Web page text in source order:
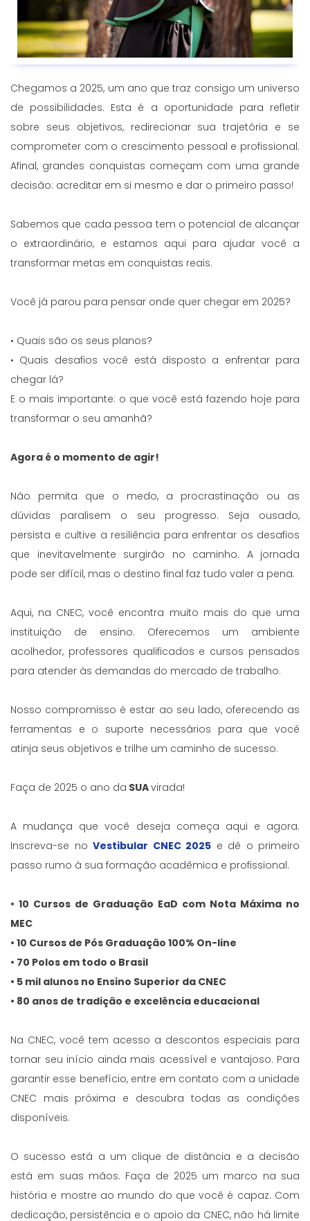
Chegamos a 2025, um ano que traz consigo um universo
de possibilidades. Esta é a oportunidade para refletir
sobre seus objetivos, redirecionar sua trajetória e se
comprometer com o crescimento pessoal e profissional.
Afinal, grandes conquistas começam com uma grande
decisão: acreditar em si mesmo e dar o primeiro passo!
Sabemos que cada pessoa tem o potencial de alcançar
o extraordinário, e estamos aqui para ajudar você a
transformar metas em conquistas reais.
Você já parou para pensar onde quer chegar em 2025?
• Quais são os seus planos?
• Quais desafios você está disposto a enfrentar para
chegar lá?
E o mais importante: o que você está fazendo hoje para
transformar o seu amanhã?
Agora é o momento de agir!
Não permita que o medo, a procrastinação ou as
dúvidas paralisem o seu progresso. Seja ousado,
persista e cultive a resiliência para enfrentar os desafios
que inevitavelmente surgirão no caminho. A jornada
pode ser difícil, mas o destino final faz tudo valer a pena.
Aqui, na CNEC, você encontra muito mais do que uma
instituição de ensino. Oferecemos um ambiente
acolhedor, professores qualificados e cursos pensados
para atender às demandas do mercado de trabalho.
Nosso compromisso é estar ao seu lado, oferecendo as
ferramentas e o suporte necessários para que você
atinja seus objetivos e trilhe um caminho de sucesso.
Faça de 2025 o ano da SUAvirada!
A mudança que você deseja começa aqui e agora.
Inscreva-se no Vestibular CNEC 2025 e dê o primeiro
passo rumo à sua formação acadêmica e profissional.
• 10 Cursos de Graduação EaD com Nota Máxima no
MEC
• 10 Cursos de Pós Graduação 100% On-line
• 70 Polos em todo o Brasil
• 5 mil alunos no Ensino Superior da CNEC
• 80 anos de tradição e excelência educacional
Na CNEC, você tem acesso a descontos especiais para
tornar seu início ainda mais acessível e vantajoso. Para
garantir esse benefício, entre em contato com a unidade
CNEC mais próxima e descubra todas as condições
disponíveis.
O sucesso está a um clique de distância e a decisão
está em suas mãos. Faça de 2025 um marco na sua
história e mostre ao mundo do que você é capaz. Com
dedicação, persistência e o apoio da CNEC, não há limite